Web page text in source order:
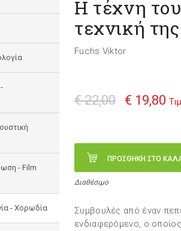
- Film
- Χορωδία
Η τέχνη
τεχνική
Fuchs Viktor
€ 22,00 € 19,80
ΠΡΟΣΘΗΚΗ ΣΤΟ
Διαθέσιμο
Συμβουλές από έναν
ενδιαφερόμενο, ο